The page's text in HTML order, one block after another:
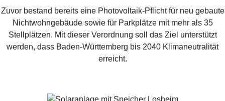
Zuvor bestand bereits eine Photovoltaik-Pflicht für neu gebaute
Nichtwohngebäude sowie für Parkplätze mit mehr als 35
Stellplätzen. Mit dieser Verordnung soll das Ziel unterstützt
werden, dass Baden-Württemberg bis 2040 Klimaneutralität
erreicht.